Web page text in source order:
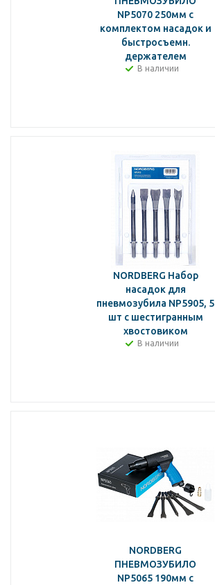
NP5070 250мм с
комплектом насадок и
быстросъемн.
держателем
В наличии
NORDBERG Набор
насадок для
пневмозубила NP5905, 5
шт с шестигранным
хвостовиком
В наличии
NORDBERG
ПНЕВМОЗУБИЛО
NP5065 190мм с